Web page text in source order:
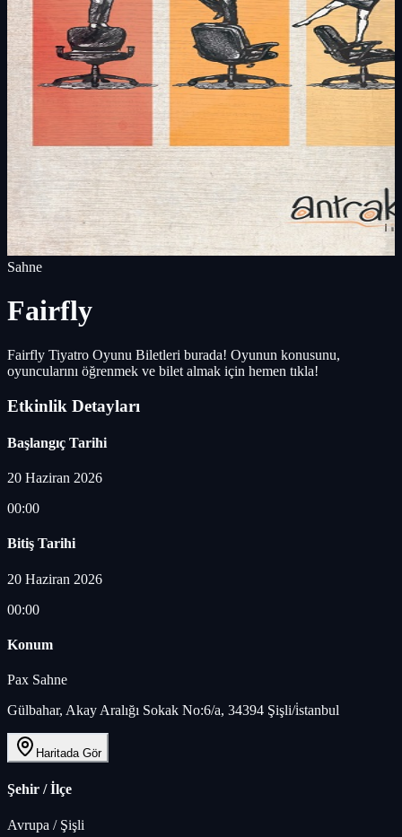
Sahne
Fairfly
Fairfly Tiyatro Oyunu Biletleri burada! Oyunun konusunu,
oyuncularını öğrenmek ve bilet almak için hemen tıkla!
Etkinlik Detayları
Başlangıç Tarihi
20 Haziran 2026
00:00
Bitiş Tarihi
20 Haziran 2026
00:00
Konum
Pax Sahne
Gülbahar, Akay Aralığı Sokak No:6/a, 34394 Şişli/i̇stanbul
Haritada Gör
Şehir / İlçe
Avrupa / Şişli